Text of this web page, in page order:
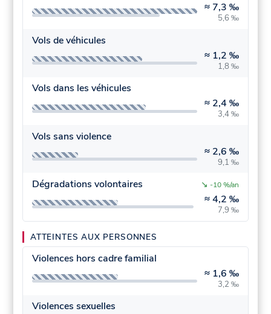
≈ 7,3 ‰
5,6 ‰
Vols de véhicules
≈ 1,2 ‰
1,8 ‰
Vols dans les véhicules
≈ 2,4 ‰
3,4 ‰
Vols sans violence
≈ 2,6 ‰
9,1 ‰
Dégradations volontaires
≈4,2 ‰
7,9 ‰
↘ -10 %/an
ATTEINTES AUX PERSONNES
Violences hors cadre familial
≈ 1,6 ‰
3,2 ‰
Violences sexuelles